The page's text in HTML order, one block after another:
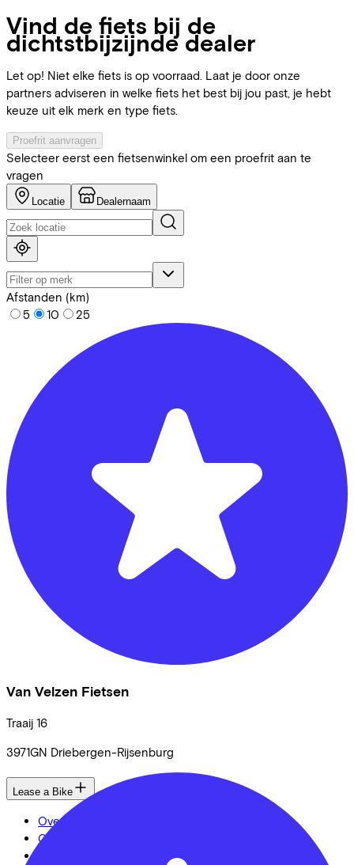
Vind de fiets bij de
dichtstbijzijnde dealer
Let op! Niet elke fiets is op voorraad. Laat je door onze
partners adviseren in welke fiets het best bij jou past, je hebt
keuze uit elk merk en type fiets.
Proefrit aanvragen
Selecteer eerst een fietsenwinkel om een proefrit aan te
vragen
Locatie Dealernaam
Afstanden (km)
5
10 25
Van Velzen Fietsen
Traaij 16
3971GN Driebergen-Rijsenburg
Lease a Bike
Over ons
Onze collega's